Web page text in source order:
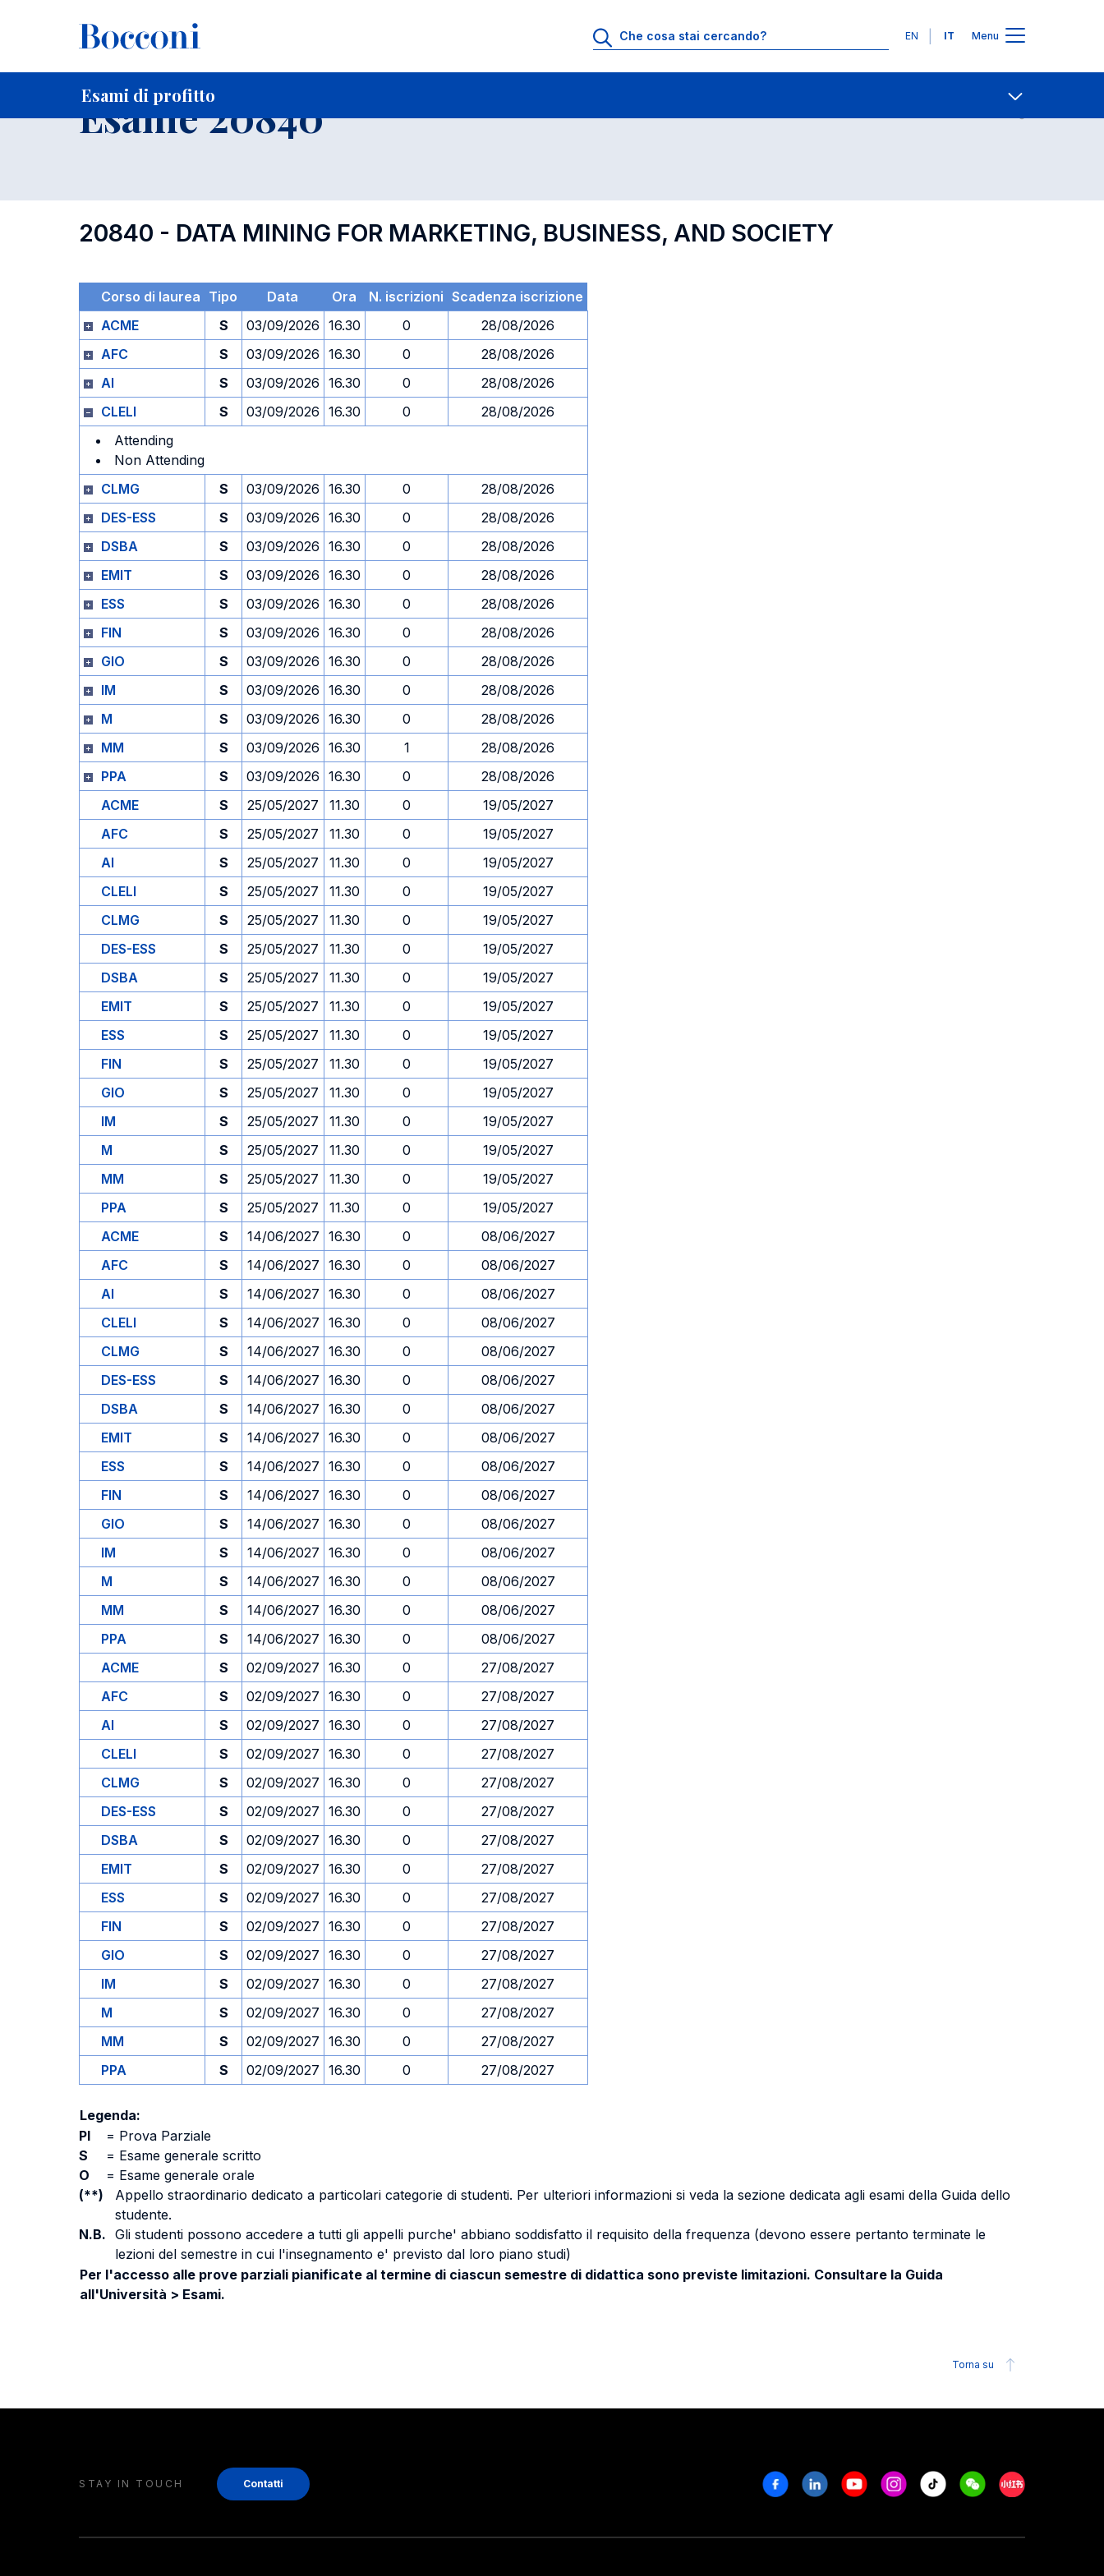
Lingue
EN IT Menu
Esami di profitto
Home Per studenti iscritti Contatti
Esame 20840
20840 - DATA MINING FOR MARKETING, BUSINESS, AND SOCIETY
Corso di laurea Tipo Data Ora N. iscrizioni Scadenza iscrizione
ACME
S 03/09/2026 16.30 0
28/08/2026
AFC
S 03/09/2026 16.30 0
28/08/2026
AI
S 03/09/2026 16.30 0
28/08/2026
CLELI
S 03/09/2026 16.30 0
28/08/2026
Attending
Non Attending
CLMG
S 03/09/2026 16.30 0
28/08/2026
DES-ESS
S 03/09/2026 16.30 0
28/08/2026
DSBA
S 03/09/2026 16.30 0
28/08/2026
EMIT
S 03/09/2026 16.30 0
28/08/2026
ESS
S 03/09/2026 16.30 0
28/08/2026
FIN
S 03/09/2026 16.30 0
28/08/2026
GIO
S 03/09/2026 16.30 0
28/08/2026
IM
S 03/09/2026 16.30 0
28/08/2026
M
S 03/09/2026 16.30 0
28/08/2026
MM
S 03/09/2026 16.30 1
28/08/2026
PPA
S 03/09/2026 16.30 0
28/08/2026
ACME
S 25/05/2027 11.30 0
19/05/2027
AFC
S 25/05/2027 11.30 0
19/05/2027
AI
S 25/05/2027 11.30 0
19/05/2027
CLELI
S 25/05/2027 11.30 0
19/05/2027
CLMG
S 25/05/2027 11.30 0
19/05/2027
DES-ESS
S 25/05/2027 11.30 0
19/05/2027
DSBA
S 25/05/2027 11.30 0
19/05/2027
EMIT
S 25/05/2027 11.30 0
19/05/2027
ESS
S 25/05/2027 11.30 0
19/05/2027
FIN
S 25/05/2027 11.30 0
19/05/2027
GIO
S 25/05/2027 11.30 0
19/05/2027
IM
S 25/05/2027 11.30 0
19/05/2027
M
S 25/05/2027 11.30 0
19/05/2027
MM
S 25/05/2027 11.30 0
19/05/2027
PPA
S 25/05/2027 11.30 0
19/05/2027
ACME
S 14/06/2027 16.30 0
08/06/2027
AFC
S 14/06/2027 16.30 0
08/06/2027
AI
S 14/06/2027 16.30 0
08/06/2027
CLELI
S 14/06/2027 16.30 0
08/06/2027
CLMG
S 14/06/2027 16.30 0
08/06/2027
DES-ESS
S 14/06/2027 16.30 0
08/06/2027
DSBA
S 14/06/2027 16.30 0
08/06/2027
EMIT
S 14/06/2027 16.30 0
08/06/2027
ESS
S 14/06/2027 16.30 0
08/06/2027
FIN
S 14/06/2027 16.30 0
08/06/2027
GIO
S 14/06/2027 16.30 0
08/06/2027
IM
S 14/06/2027 16.30 0
08/06/2027
M
S 14/06/2027 16.30 0
08/06/2027
MM
S 14/06/2027 16.30 0
08/06/2027
PPA
S 14/06/2027 16.30 0
08/06/2027
ACME
S 02/09/2027 16.30 0
27/08/2027
AFC
S 02/09/2027 16.30 0
27/08/2027
AI
S 02/09/2027 16.30 0
27/08/2027
CLELI
S 02/09/2027 16.30 0
27/08/2027
CLMG
S 02/09/2027 16.30 0
27/08/2027
DES-ESS
S 02/09/2027 16.30 0
27/08/2027
DSBA
S 02/09/2027 16.30 0
27/08/2027
EMIT
S 02/09/2027 16.30 0
27/08/2027
ESS
S 02/09/2027 16.30 0
27/08/2027
FIN
S 02/09/2027 16.30 0
27/08/2027
GIO
S 02/09/2027 16.30 0
27/08/2027
IM
S 02/09/2027 16.30 0
27/08/2027
M
S 02/09/2027 16.30 0
27/08/2027
MM
S 02/09/2027 16.30 0
27/08/2027
PPA
S 02/09/2027 16.30 0 27/08/2027
Legenda:
PI
= Prova Parziale
S
= Esame generale scritto
O
= Esame generale orale
(**)
Appello straordinario dedicato a particolari categorie di studenti. Per ulteriori informazioni si veda la sezione dedicata agli esami della Guida dello
studente.
N.B. Gli studenti possono accedere a tutti gli appelli purche' abbiano soddisfatto il requisito della frequenza (devono essere pertanto terminate le
lezioni del semestre in cui l'insegnamento e' previsto dal loro piano studi)
Per l'accesso alle prove parziali pianificate al termine di ciascun semestre di didattica sono previste limitazioni. Consultare la Guida
all'Università > Esami.
Torna su
STAY IN TOUCH Contatti FacebookLinkedinYoutubeInstagram
Tiktok WeechatXiaohongshu/